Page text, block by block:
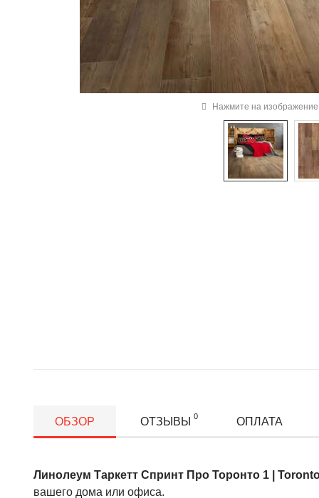
Нажмите на
ОБЗОР ОТЗЫВЫ 0 ОПЛАТА
Линолеум Таркетт Спринт Про Торонто 1 |
вашего дома или офиса.